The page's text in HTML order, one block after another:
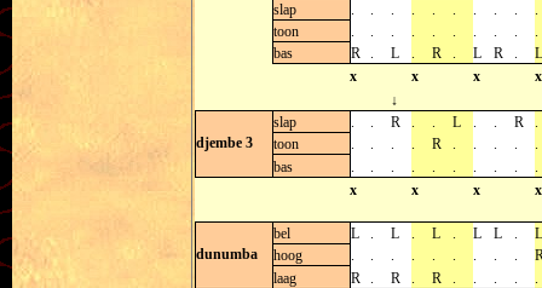
slap . . . . . . . . .
.
toon
. . . . . . . . .
.
bas
R . L . R . L R .
L
x
x x
x
↓
djembe 3
slap . . R . . L . . R
.
toon
. . . . R . . . .
.
bas
. . . . . . . . .
.
x
x x x
dunumba
bel L . L . L . L L .
L
hoog
. . . . . . . . .
laag
R . R . R . . . .
.